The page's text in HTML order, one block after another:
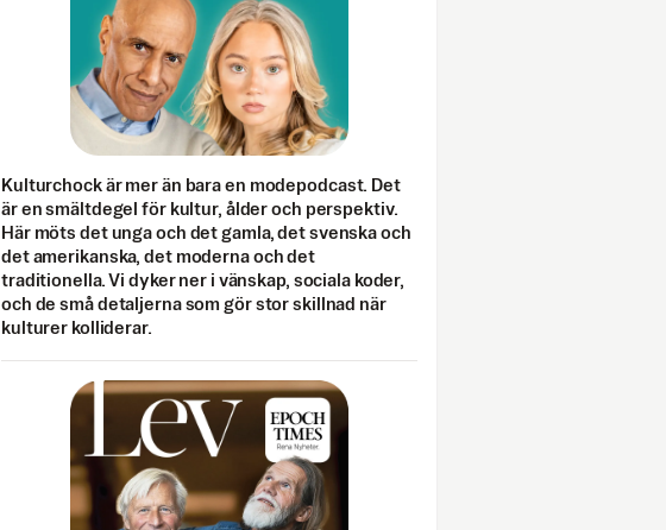
Kulturchock är mer än bara en modepodcast. Det
är en smältdegel för kultur, ålder och perspektiv.
Här möts det unga och det gamla, det svenska och
det amerikanska, det moderna och det
traditionella. Vi dyker ner i vänskap, sociala koder,
och de små detaljerna som gör stor skillnad när
kulturer kolliderar.